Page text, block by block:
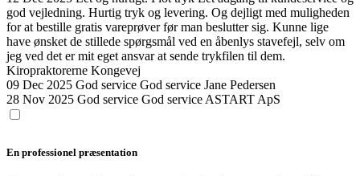
god vejledning. Hurtig tryk og levering. Og dejligt med muligheden
for at bestille gratis vareprøver før man beslutter sig. Kunne lige
have ønsket de stillede spørgsmål ved en åbenlys stavefejl, selv om
jeg ved det er mit eget ansvar at sende trykfilen til dem.
Kiropraktorerne Kongevej
09 Dec 2025 God service God service Jane Pedersen
28 Nov 2025 God service God service ASTART ApS
En professionel præsentation